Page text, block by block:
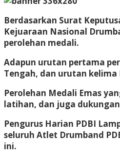
Berdasarkan Surat
Kejuaraan Nasional
perolehan medali.
Adapun urutan pertama
Tengah, dan urutan kelima
Perolehan Medali Emas
latihan, dan juga
Pengurus Harian PDBI
seluruh Atlet Drumband
ini.